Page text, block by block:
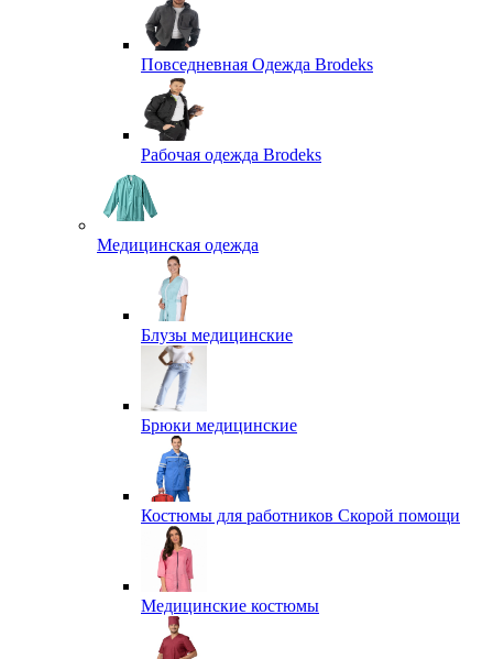
Повседневная Одежда Brodeks
Рабочая одежда Brodeks
Медицинская одежда
Блузы медицинские
Брюки медицинские
Костюмы для работников Скорой помощи
Медицинские костюмы